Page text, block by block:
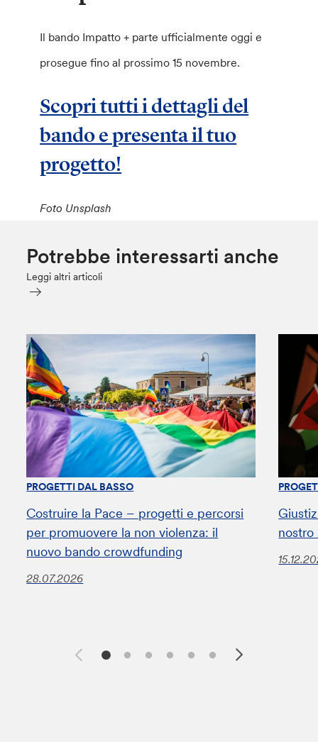
Il bando Impatto + parte ufficialmente oggi e
prosegue fino al prossimo 15 novembre.
Scopri tutti i dettagli del
bando e presenta il tuo
progetto!
Foto Unsplash
Potrebbe interessarti anche
Leggi altri articoli
PROGETTI DAL BASSO
Costruire la Pace – progetti e percorsi
per promuovere la non violenza: il
nuovo bando crowdfunding
28.07.2026